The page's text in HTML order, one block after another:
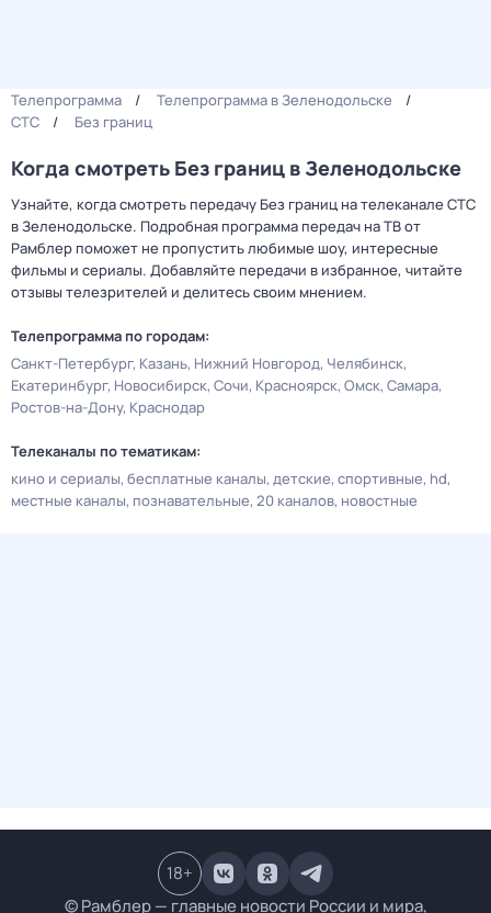
Телепрограмма
Телепрограмма в Зеленодольске
СТС
Без границ
Когда смотреть Без границ в Зеленодольске
Узнайте, когда смотреть передачу Без границ на телеканале СТС
в Зеленодольске. Подробная программа передач на ТВ от
Рамблер поможет не пропустить любимые шоу, интересные
фильмы и сериалы. Добавляйте передачи в избранное, читайте
отзывы телезрителей и делитесь своим мнением.
Телепрограмма по городам:
Санкт-Петербург Казань Нижний Новгород Челябинск
Екатеринбург Новосибирск Сочи Красноярск Омск Самара
Ростов-на-Дону Краснодар
Телеканалы по тематикам:
кино и сериалы бесплатные каналы детские спортивные hd
местные каналы познавательные 20 каналов новостные
© Рамблер — главные новости России и мира,
18+